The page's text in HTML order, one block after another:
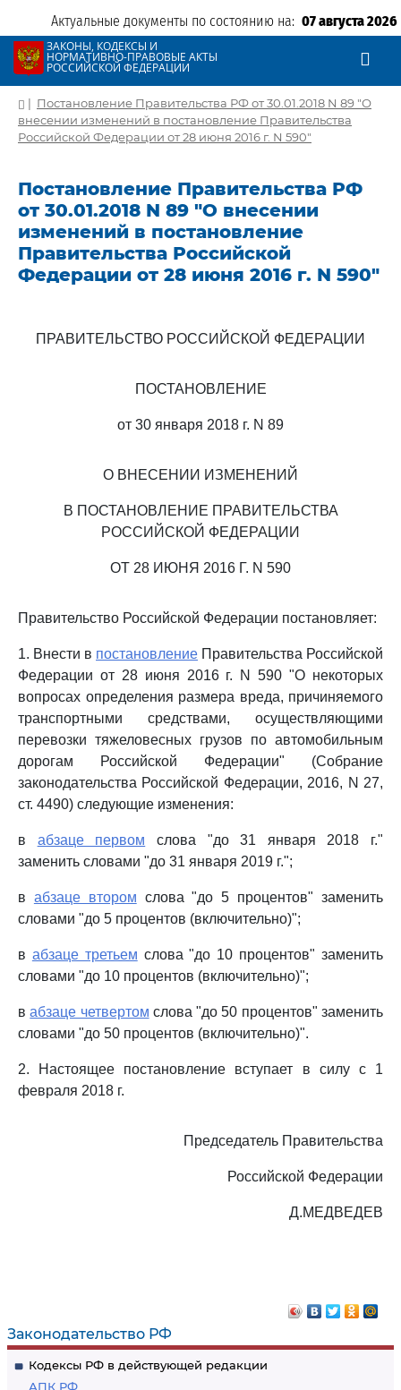
Актуальные документы по состоянию на: 07 августа 2026
ЗАКОНЫ, КОДЕКСЫ И
НОРМАТИВНО-ПРАВОВЫЕ АКТЫ
РОССИЙСКОЙ ФЕДЕРАЦИИ
Законодательство РФ
Кодексы РФ в действующей редакции
АПК РФ
| Постановление Правительства РФ от 30.01.2018 N 89 "О
внесении изменений в постановление Правительства
Российской Федерации от 28 июня 2016 г. N 590"
Постановление Правительства РФ
от 30.01.2018 N 89 "О внесении
изменений в постановление
Правительства Российской
Федерации от 28 июня 2016 г. N 590"
ПРАВИТЕЛЬСТВО РОССИЙСКОЙ ФЕДЕРАЦИИ
ПОСТАНОВЛЕНИЕ
от 30 января 2018 г. N 89
О ВНЕСЕНИИ ИЗМЕНЕНИЙ
В ПОСТАНОВЛЕНИЕ ПРАВИТЕЛЬСТВА
РОССИЙСКОЙ ФЕДЕРАЦИИ
ОТ 28 ИЮНЯ 2016 Г. N 590
Правительство Российской Федерации постановляет:
1. Внести в постановление Правительства Российской
Федерации от 28 июня 2016 г. N 590 "О некоторых
вопросах определения размера вреда, причиняемого
транспортными средствами, осуществляющими
перевозки тяжеловесных грузов по автомобильным
дорогам Российской Федерации" (Собрание
законодательства Российской Федерации, 2016, N 27,
ст. 4490) следующие изменения:
в абзаце первом слова "до 31 января 2018 г."
заменить словами "до 31 января 2019 г.";
в абзаце втором слова "до 5 процентов" заменить
словами "до 5 процентов (включительно)";
в абзаце третьем слова "до 10 процентов" заменить
словами "до 10 процентов (включительно)";
вабзаце четвертом слова "до 50 процентов" заменить
словами "до 50 процентов (включительно)".
2. Настоящее постановление вступает в силу с 1
февраля 2018 г.
Председатель Правительства
Российской Федерации
Д.МЕДВЕДЕВ